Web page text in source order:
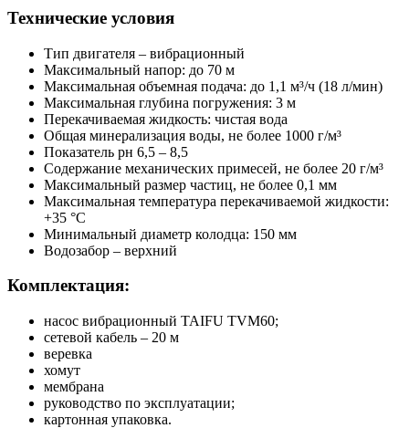
Технические условия
Тип двигателя – вибрационный
Максимальный напор: до 70 м
Максимальная объемная подача: до 1,1 м³/ч (18 л/мин)
Максимальная глубина погружения: 3 м
Перекачиваемая жидкость: чистая вода
Общая минерализация воды, не более 1000 г/м³
Показатель рн 6,5 – 8,5
Содержание механических примесей, не более 20 г/м³
Максимальный размер частиц, не более 0,1 мм
Максимальная температура перекачиваемой жидкости:
+35 °С
Минимальный диаметр колодца: 150 мм
Водозабор – верхний
Комплектация:
насос вибрационный TAIFU TVM60;
сетевой кабель – 20 м
веревка
хомут
мембрана
руководство по эксплуатации;
картонная упаковка.